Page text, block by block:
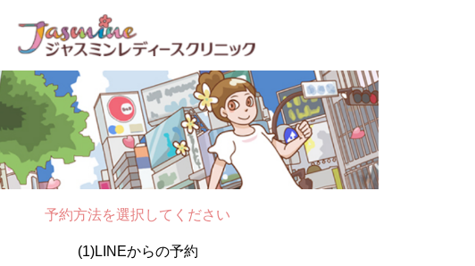
予約方法を選択してください
(1)LINEからの予約